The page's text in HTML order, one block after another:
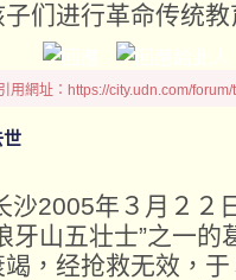
子们进行革命传统教
用網址：https://city.udn.com/
世
沙2005年３月２２
牙山五壮士”之一
竭，经抢救无效，